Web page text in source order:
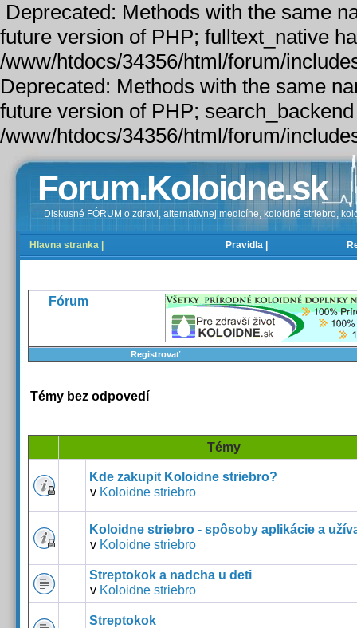
Deprecated: Methods with the same
future version of PHP; fulltext_native
/www/htdocs/34356/html/forum/
Deprecated: Methods with the same
future version of PHP;
/www/htdocs/34356/html/forum/
Forum.Koloidne.sk
Diskusné FÓRUM o zdravi, alternativnej medicíne, koloidné striebro,
Hlavna stranka | Pravidla |
Fórum
Registrovať
Témy bez odpovedí
Témy
Kde zakupit Koloidne striebro?
v Koloidne striebro
Koloidne striebro - spôsoby aplikácie a
v Koloidne striebro
Streptokok a nadcha u deti
v Koloidne striebro
Streptokok